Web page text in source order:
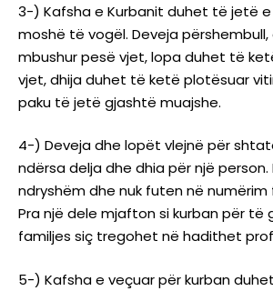
3-) Kafsha e Kurbanit duhet të jetë
moshë të vogël. Deveja përshembull,
mbushur pesë vjet, lopa duhet të
vjet, dhija duhet të ketë plotësuar
paku të jetë gjashtë muajshe.
4-) Deveja dhe lopët vlejnë për
ndërsa delja dhe dhia për një
ndryshëm dhe nuk futen në
Pra një dele mjafton si kurban për të
familjes siç tregohet në hadithet
5-) Kafsha e veçuar për kurban